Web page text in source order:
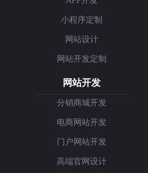
小程序定制
网站设计
网站开发定制
网站开发
分销商城开发
电商网站开发
门户网站开发
高端官网设计